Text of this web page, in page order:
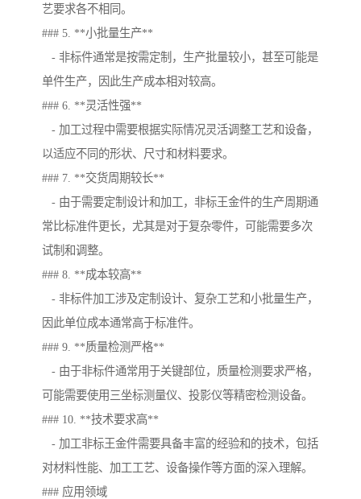
艺要求各不相同。
### 5. **小批量生产**
- 非标件通常是按需定制，生产批量较小，甚至可能是
单件生产，因此生产成本相对较高。
### 6. **灵活性强**
- 加工过程中需要根据实际情况灵活调整工艺和设备，
以适应不同的形状、尺寸和材料要求。
### 7. **交货周期较长**
- 由于需要定制设计和加工，非标王金件的生产周期通
常比标准件更长，尤其是对于复杂零件，可能需要多次
试制和调整。
### 8. **成本较高**
- 非标件加工涉及定制设计、复杂工艺和小批量生产，
因此单位成本通常高于标准件。
### 9. **质量检测严格**
- 由于非标件通常用于关键部位，质量检测要求严格，
可能需要使用三坐标测量仪、投影仪等精密检测设备。
### 10. **技术要求高**
- 加工非标王金件需要具备丰富的经验和的技术，包括
对材料性能、加工工艺、设备操作等方面的深入理解。
### 应用领域